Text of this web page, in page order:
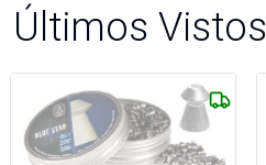
Últimos Vistos